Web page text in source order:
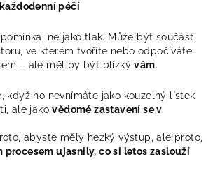
péčí
ne jako tlak. Může být součástí
ve kterém tvoříte nebo odpočíváte.
– ale měl by být blízkývám.
když ho nevnímáte jako kouzelný lístek
ale jakovědomé zastavení se v
abyste měly hezký výstup, ale proto,
procesem ujasnily, co si letos zaslouží